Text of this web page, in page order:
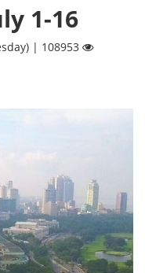
1-16
| 108953